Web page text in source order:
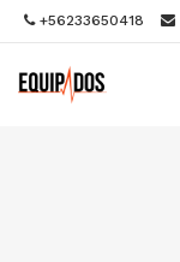
+56233650418